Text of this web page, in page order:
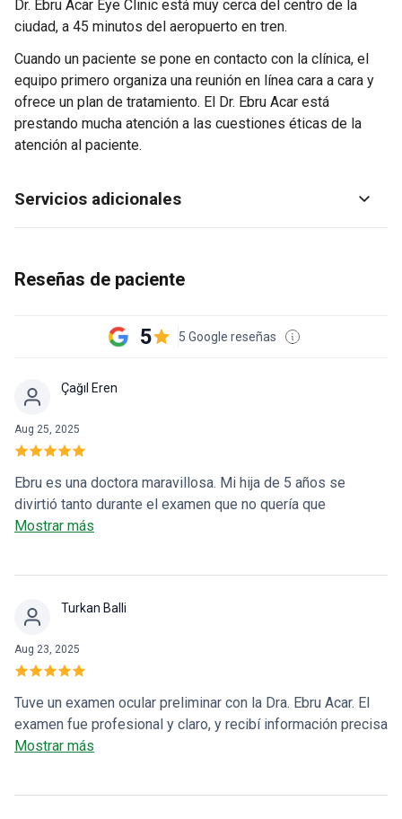
Dr. Ebru Acar Eye Clinic está muy cerca del centro de la
ciudad, a 45 minutos del aeropuerto en tren.
Cuando un paciente se pone en contacto con la clínica, el
equipo primero organiza una reunión en línea cara a cara y
ofrece un plan de tratamiento. El Dr. Ebru Acar está
prestando mucha atención a las cuestiones éticas de la
atención al paciente.
Servicios adicionales
Reseñas de paciente
5 5 Google reseñas
Çağıl Eren
Aug 25, 2025
Ebru es una doctora maravillosa. Mi hija de 5 años se
divirtió tanto durante el examen que no quería que
terminara. También tiene una asistente muy amable que se
Mostrar más
Turkan Balli
Aug 23, 2025
Tuve un examen ocular preliminar con la Dra. Ebru Acar. El
examen fue profesional y claro, y recibí información precisa
sobre mi condición y las posibilidades futuras.
Mostrar más